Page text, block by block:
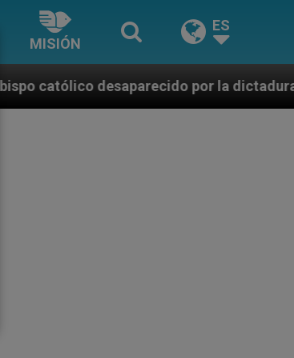
MISIÓN
ES
por la dictadura nicaragüense